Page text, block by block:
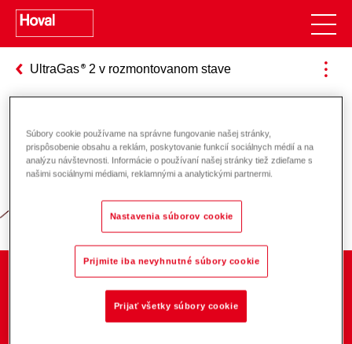
UltraGas 2 v rozmontovanom stave
Zodpovednosť za energiu a životné
prostredie
O spoločnosti
Súbory cookie používame na správne fungovanie našej stránky,
prispôsobenie obsahu a reklám, poskytovanie funkcií sociálnych médií a na
analýzu návštevnosti. Informácie o používaní našej stránky tiež zdieľame s
našimi sociálnymi médiami, reklamnými a analytickými partnermi.
Nastavenia súborov cookie
Prijmite iba nevyhnutné súbory cookie
Prijať všetky súbory cookie